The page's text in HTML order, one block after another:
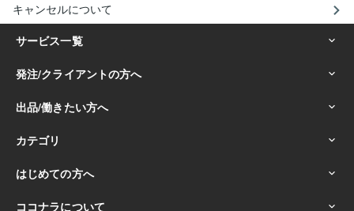
キャンセルについて